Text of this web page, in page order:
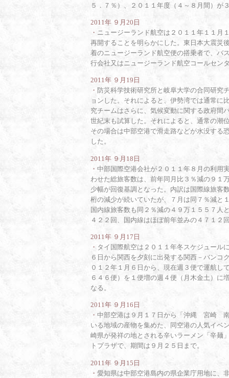
５．７％）、２０１１年度（４～８月間）が
2011年 ９月20日
・ ニュージーランド航空は２０１１年１１月
再開することを明らかにした。東日本大震災
着のニュージーランド航空便の搭乗者で、バ
行会社又はニュージーランド航空コールセン
2011年 ９月19日
・ 防災科学技術研究所と岐阜大学の合同研究
ョンした。それによると、伊勢湾では通常に
究チームはさらに、気候変動に関する政府間
世紀末も試算した。それによると、通常の潮
その場合は中部空港で滑走路などが水没する
した。
2011年 ９月18日
・ 中部国際空港会社が２０１１年８月の利用
わせた総旅客数は、前年同月比３％減の９１
少幅が回復基調となった。内訳は国際線旅客
桁の減少が続いていたが、７月は同７％減と
国内線旅客数も同２％減の４９万１５５７人
４２２回、国内線はほぼ前年並みの４７１２
2011年 ９月17日
・ タイ国際航空は２０１１年冬スケジュール
６日から関西を夕刻に出発する関西－バンコ
０１２年１月６日から、現在週３便で運航し
６４６便）を１便増の週４便（月木金土）に
なる。
2011年 ９月16日
・ 中部空港は９月１７日から「沖縄 宮崎 南
いる地域の産物を集めた、同空港の人気イベ
崎県が発祥の地とされる辛いラーメン「辛麺
トプラザで、期間は９月２５日まで。
2011年 ９月15日
・ 愛知県は中部空港島内の県企業庁用地に、